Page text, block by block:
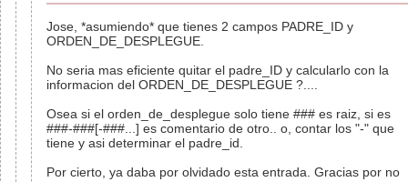
Jose, *asumiendo* que tienes 2 campos PADRE_ID y
ORDEN_DE_DESPLEGUE.
No seria mas eficiente quitar el padre_ID y calcularlo con la
informacion del ORDEN_DE_DESPLEGUE ?....
Osea si el orden_de_desplegue solo tiene ### es raiz, si es
###-###[-###...] es comentario de otro.. o, contar los "-" que
tiene y asi determinar el padre_id.
Por cierto, ya daba por olvidado esta entrada. Gracias por no